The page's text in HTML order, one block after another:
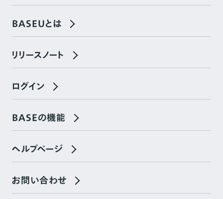
BASEUとは
リリースノート
ログイン
BASEの機能
ヘルプページ
お問い合わせ